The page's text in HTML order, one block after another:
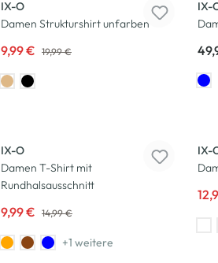
IX-O
Damen Strukturshirt unfarben
9,99 € 19,99 €
IX-
IX-O
Damen T-Shirt mit
Rundhalsausschnitt
9,99 € 14,99 €
+1 weitere
IX-